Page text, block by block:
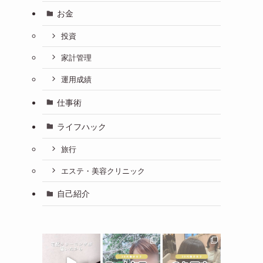
お金
投資
家計管理
運用成績
仕事術
ライフハック
旅行
エステ・美容クリニック
自己紹介